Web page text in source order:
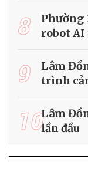
8
Phường
robot
9
Lâm
trình
10Lâm
lần đầu